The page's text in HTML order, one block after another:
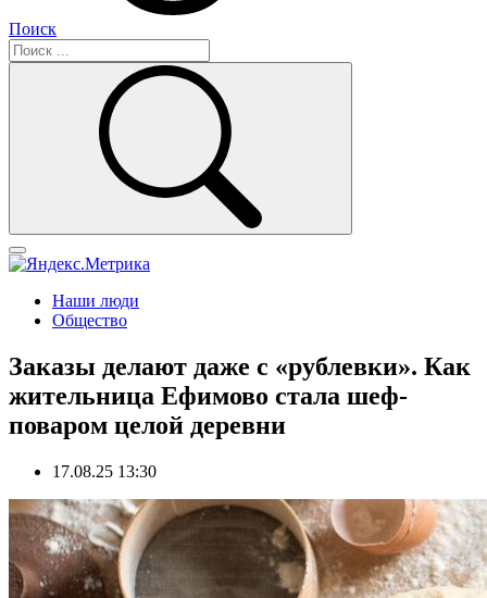
Поиск
Наши люди
Общество
Заказы делают даже с «рублевки». Как
жительница Ефимово стала шеф-
поваром целой деревни
17.08.25 13:30